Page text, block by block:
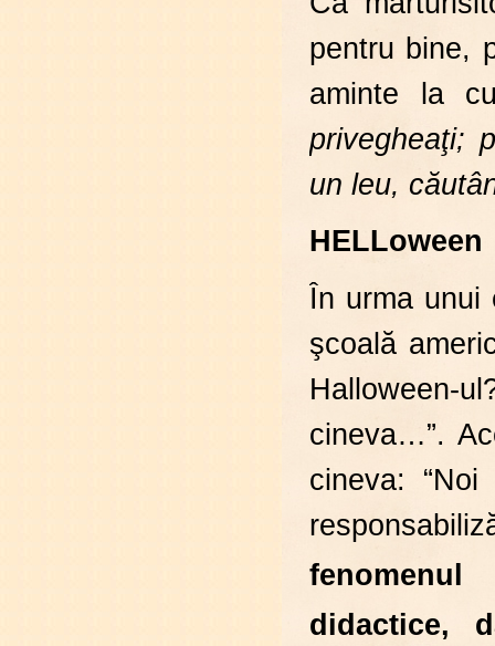
pentru bine,
aminte la
privegheaţi;
un leu,
HELLoween
În urma unui
şcoală
Halloween-
cineva…”.
cineva:
didactice,